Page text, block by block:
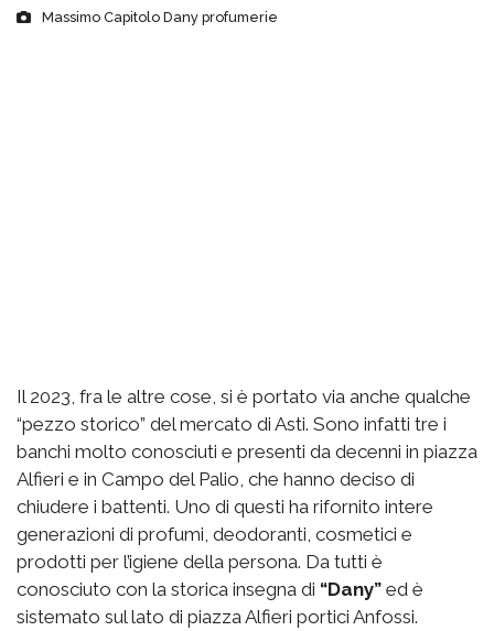
Massimo Capitolo Dany profumerie
Il 2023, fra le altre cose, si è portato via anche qualche
“pezzo storico” del mercato di Asti. Sono infatti tre i
banchi molto conosciuti e presenti da decenni in piazza
Alfieri e in Campo del Palio, che hanno deciso di
chiudere i battenti. Uno di questi ha rifornito intere
generazioni di profumi, deodoranti, cosmetici e
prodotti per l’igiene della persona. Da tutti è
conosciuto con la storica insegna di “Dany” ed è
sistemato sul lato di piazza Alfieri portici Anfossi.